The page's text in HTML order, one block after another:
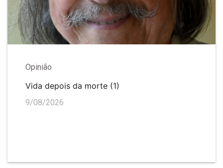
Opinião
Vida depois da morte (1)
9/08/2026